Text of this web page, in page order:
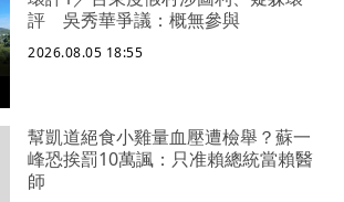
評 吳秀華爭議：概無參與
2026.08.05 18:55
幫凱道絕食小雞量血壓遭檢舉？蘇一
峰恐挨罰10萬諷：只准賴總統當賴醫
師